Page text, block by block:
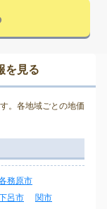
を見る
。各地域ごとの地価
務原市
呂市
関市